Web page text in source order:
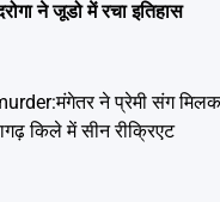
ने जूडो में रचा इतिहास